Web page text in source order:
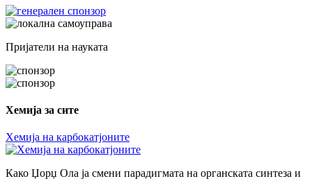
Пријатели на науката
Хемија за сите
Хемија на карбокатјоните
Како Џорџ Ола ја смени парадигмата на органската синтеза и